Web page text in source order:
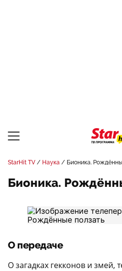
StarHit TV Наука Бионика.
Бионика.
О передаче
О загадках гекконов и змей,